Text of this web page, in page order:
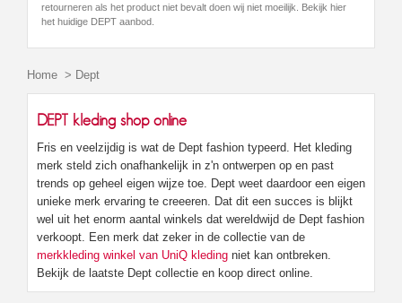
retourneren als het product niet bevalt doen wij niet moeilijk. Bekijk hier
het huidige DEPT aanbod.
Home > Dept
DEPT kleding shop online
Fris en veelzijdig is wat de Dept fashion typeerd. Het kleding
merk steld zich onafhankelijk in z'n ontwerpen op en past
trends op geheel eigen wijze toe. Dept weet daardoor een eigen
unieke merk ervaring te creeeren. Dat dit een succes is blijkt
wel uit het enorm aantal winkels dat wereldwijd de Dept fashion
verkoopt. Een merk dat zeker in de collectie van de
merkkleding winkel van UniQ kleding niet kan ontbreken.
Bekijk de laatste Dept collectie en koop direct online.